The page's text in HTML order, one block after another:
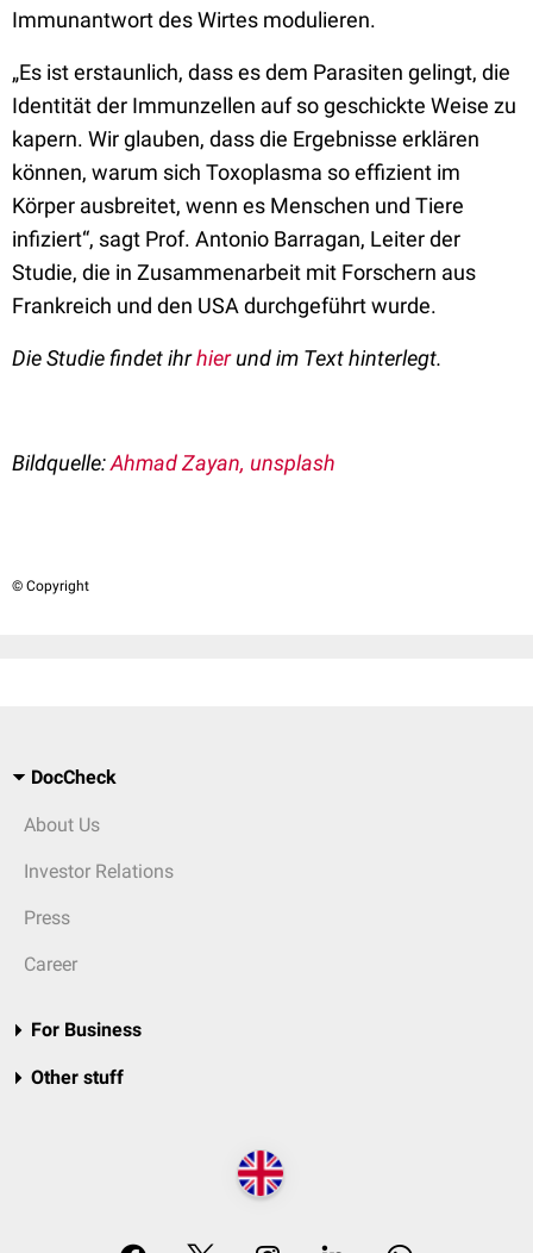
Immunantwort des Wirtes modulieren.
„Es ist erstaunlich, dass es dem Parasiten gelingt, die
Identität der Immunzellen auf so geschickte Weise zu
kapern. Wir glauben, dass die Ergebnisse erklären
können, warum sich Toxoplasma so effizient im
Körper ausbreitet, wenn es Menschen und Tiere
infiziert“, sagt Prof. Antonio Barragan, Leiter der
Studie, die in Zusammenarbeit mit Forschern aus
Frankreich und den USA durchgeführt wurde.
Die Studie findet ihrhierund im Text hinterlegt.
Bildquelle:Ahmad Zayan, unsplash
© Copyright
DocCheck
About Us
Investor Relations
Press
Career
For Business
Other stuff